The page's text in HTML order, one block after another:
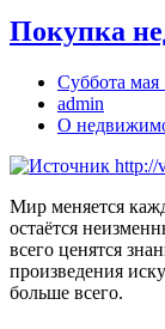
Покупка
Суббота мая
admin
О
Мир меняется
остаётся
всего ценятся
произведения
больше всего.